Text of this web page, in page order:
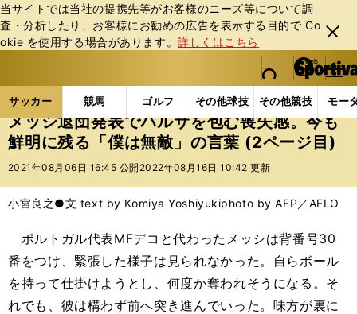
当サイトでは当社の提携先等がお客様のニーズ等について調
査・分析したり、お客様にお勧めの広告を表⽰する⽬的で Co
okie を使⽤する場合があります。詳しくはこちら
閉じ
る
web Sportiva (webスポルティーバ)
検索
マイペ
ー
ジ
メニュ
サッカー 競馬 ゴルフ その他球技 その他競技 モー
ス
ポ
ル
バ
サッカーの記事一覧 海外サッカー 海外サッカー
メッシ退団発表でバルサを包む喪失感。今も
鮮明に残る「僕は無敵」の言葉 (2ページ目)
2021年08月06日 16:45 公開 2022年08月16日 10:42 更新
小宮良之●文 text by Komiya Yoshiyukiphoto by AFP／AFLO
ポルトガル代表MFデコと代わったメッシは背番号30
番をつけ、緊張した様子は見られなかった。自らボール
を持って仕掛けようとし、何度か奪われそうになる。そ
れでも、彼は構わず前へ突き進んでいった。味方が裏に